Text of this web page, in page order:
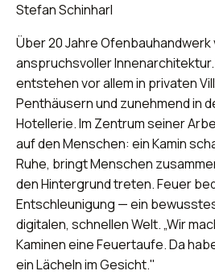
Stefan Schinharl
Über 20 Jahre
anspruchsvoller Innenarchitektur.
entstehen vor allem in privaten
Penthäusern und zunehmend in
Hotellerie. Im Zentrum seiner
auf den Menschen: ein Kamin
Ruhe, bringt Menschen
den Hintergrund treten. Feuer
Entschleunigung — ein
digitalen, schnellen Welt. „Wir
Kaminen eine Feuertaufe. Da
ein Lächeln im Gesicht."